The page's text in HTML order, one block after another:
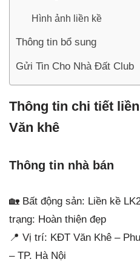
Hình ảnh liền kề
Thông tin bổ sung
Gửi Tin Cho Nhà Đất Club
Thông tin chi tiết
Văn khê
Thông tin nhà bán
🏡 Bất động sản: Liền kề
trạng: Hoàn thiện đẹp
📍 Vị trí: KĐT Văn Khê –
– TP. Hà Nội